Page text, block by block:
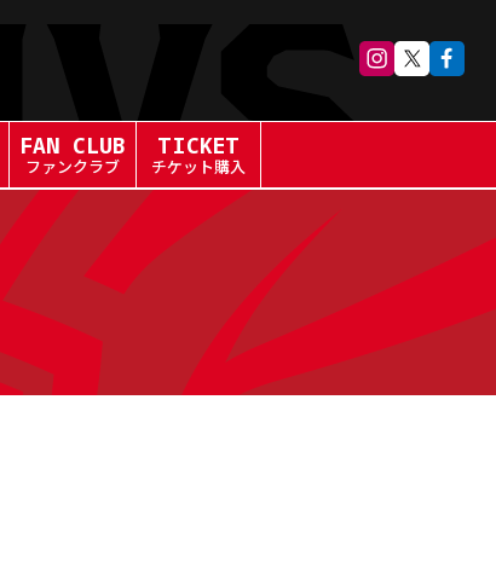
FAN CLUB
ファンクラブ
TICKET
チケット購入